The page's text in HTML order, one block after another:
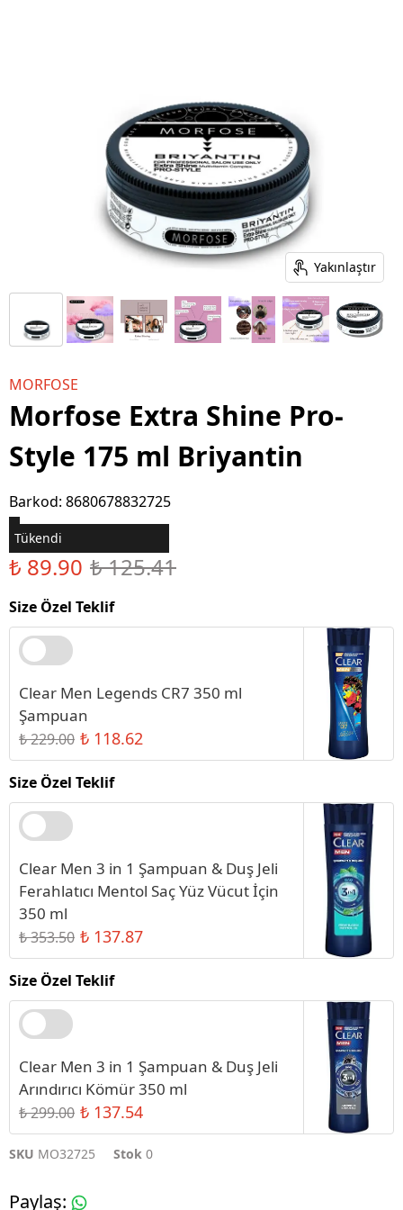
Yakınlaştır
MORFOSE
Morfose Extra Shine Pro-
Style 175 ml Briyantin
Barkod: 8680678832725
Tükendi
₺ 89.90 ₺ 125.41
Size Özel Teklif
Clear Men Legends CR7 350 ml
Şampuan
₺ 229.00 ₺ 118.62
Size Özel Teklif
Clear Men 3 in 1 Şampuan & Duş Jeli
Ferahlatıcı Mentol Saç Yüz Vücut İçin
350 ml
₺ 353.50 ₺ 137.87
Size Özel Teklif
Clear Men 3 in 1 Şampuan & Duş Jeli
Arındırıcı Kömür 350 ml
₺ 299.00 ₺ 137.54
SKU MO32725 Stok 0
Paylaş: